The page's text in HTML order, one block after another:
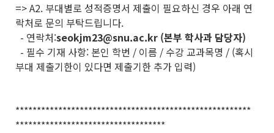
=> A2. 부대별로 성적증명서 제출이 필요하신 경우 아래 연
락처로 문의 부탁드립니다.
- 연락처:seokjm23@snu.ac.kr (본부 학사과 담당자)
- 필수 기재 사항: 본인 학번 / 이름 / 수강 교과목명 / (혹시
부대 제출기한이 있다면 제출기한 추가 입력)
*******************************************************
***********************************